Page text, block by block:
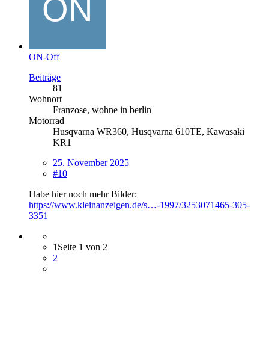
ON-Off
Beiträge
81
Wohnort
Franzose, wohne in berlin
Motorrad
Husqvarna WR360, Husqvarna 610TE, Kawasaki
KR1
25. November 2025
#10
Habe hier noch mehr Bilder:
https://www.kleinanzeigen.de/s…-1997/3253071465-305-
3351
1Seite 1 von 2
2